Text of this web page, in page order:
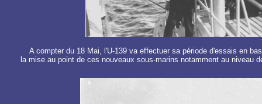
A compter du 18 Mai, l'U-139 va effectuer sa période d'essais en
la mise au point de ces nouveaux sous-marins notamment au niveau